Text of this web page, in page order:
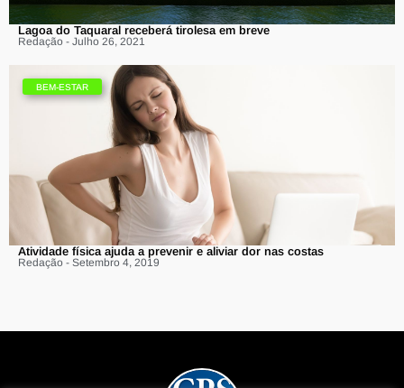
Lagoa do Taquaral receberá tirolesa em breve
Redação - Julho 26, 2021
BEM-ESTAR
Atividade física ajuda a prevenir e aliviar dor nas costas
Redação - Setembro 4, 2019